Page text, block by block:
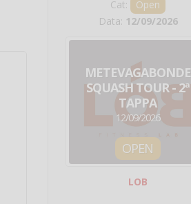
Cat:
Open
Data: 12/09/2026
METEVAGABONDE
SQUASH TOUR - 2ª
TAPPA
12/09/2026
OPEN
LOB